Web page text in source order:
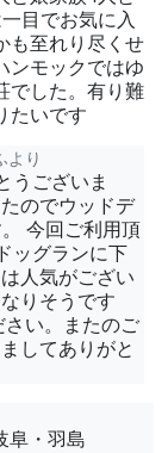
目でお気に入
も至れり尽くせ
ンモックではゆ
でした。有り難
たいです
り
うございま
のでウッドデ
今回ご利用頂
ッグランに下
人気がござい
りそうです
い。またのご
してありがと
阜・羽島